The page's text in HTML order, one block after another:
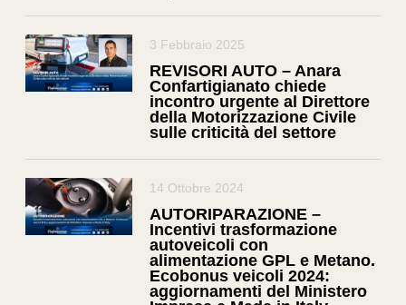
3 Febbraio 2025
REVISORI AUTO – Anara
Confartigianato chiede
incontro urgente al Direttore
della Motorizzazione Civile
sulle criticità del settore
14 Ottobre 2024
AUTORIPARAZIONE –
Incentivi trasformazione
autoveicoli con
alimentazione GPL e Metano.
Ecobonus veicoli 2024:
aggiornamenti del Ministero